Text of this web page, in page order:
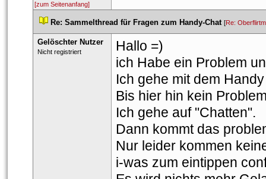
[zum Seitenanfang]
Re: Sammelthread für Fragen zum Handy-Chat [Re:
Gelöschter Nutzer
Nicht registriert
Hallo =)
ich Habe ein Problem
Ich gehe mit dem
Bis hier hin kein
Ich gehe auf "Chatten".
Dann kommt das
Nur leider kommen
i-was zum eintippen